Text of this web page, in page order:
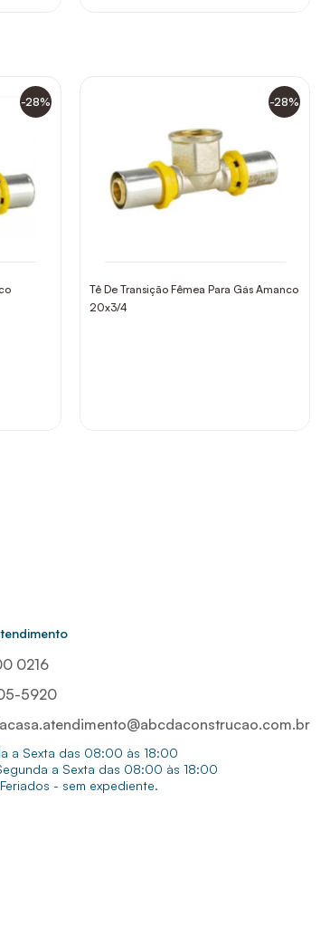
-28% -28%
Tê De Transição Fêmea Para Gás Amanco
20x3/4
0216
5920
a Sexta das 08:00 às 18:00
a Sexta das 08:00 às 18:00
- sem expediente.